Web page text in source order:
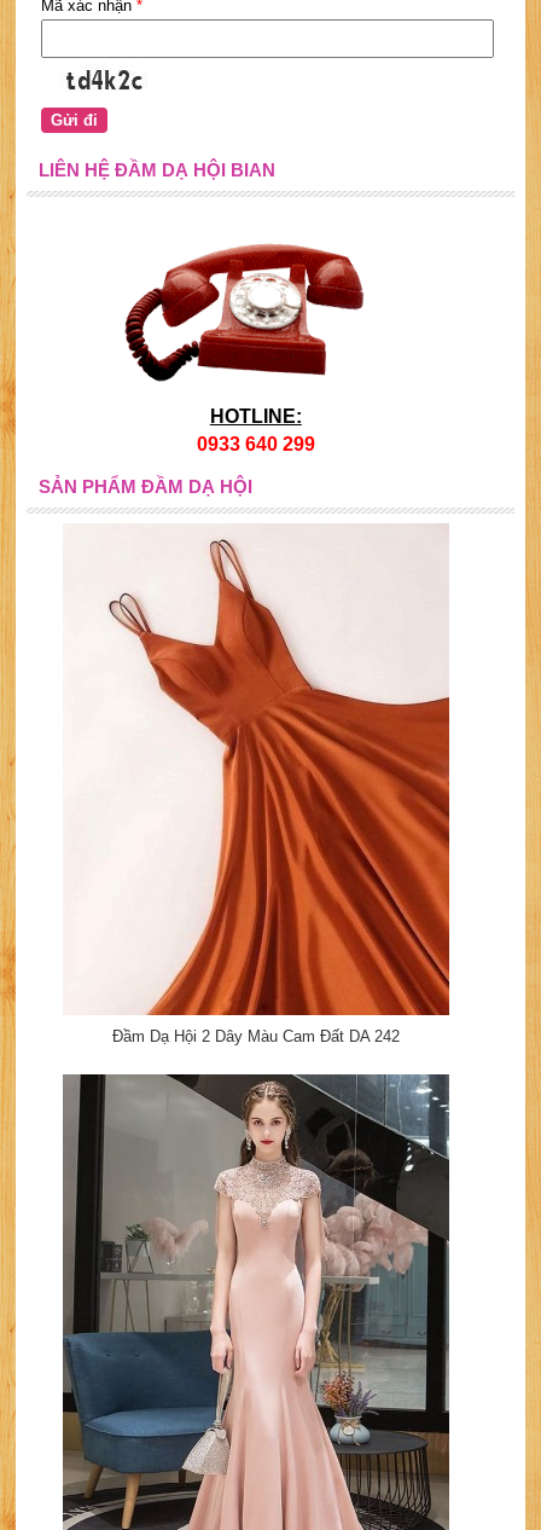
Mã xác nhận *
LIÊN HỆ ĐẦM DẠ HỘI BIAN
HOTLINE:
0933 640 299
SẢN PHẨM ĐẦM DẠ HỘI
Đầm Dạ Hội 2 Dây Màu Cam Đất DA 242